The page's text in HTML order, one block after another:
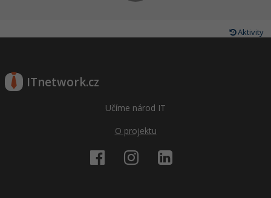
Aktivity
ITnetwork.cz
Učíme národ IT
O projektu